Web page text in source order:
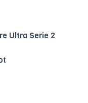
Ultra Serie 2